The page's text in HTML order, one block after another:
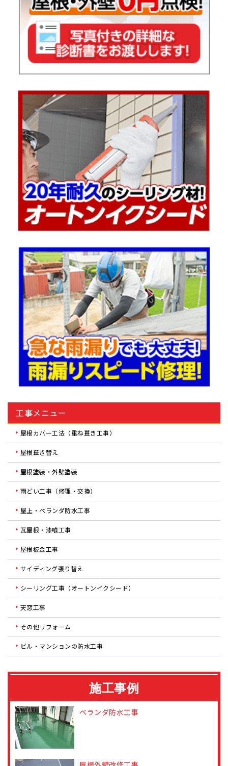
工事メニュー
屋根カバー工法（重ね葺き工事）
屋根葺き替え
屋根塗装・外壁塗装
雨どい工事（修理・交換）
屋上・ベランダ防水工事
瓦屋根・漆喰工事
屋根板金工事
サイディング張り替え
シーリング工事（オートンイクシード）
天窓工事
その他リフォーム
ビル・マンションの防水工事
施工事例
ベランダ防水工事